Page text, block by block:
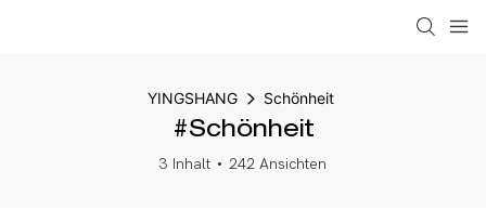
YINGSHANG Schönheit
#Schönheit
3 Inhalt 242 Ansichten